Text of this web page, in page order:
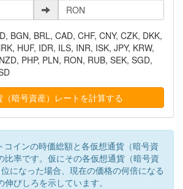
BGN, BRL, CAD, CHF, CNY, CZK, DKK,
HUF, IDR, ILS, INR, ISK, JPY, KRW,
PHP, PLN, RON, RUB, SEK, SGD,
コインの時価総額と各仮想通貨（暗号資
比率です。仮にその各仮想通貨（暗号資
になった場合、現在の価格の何倍になる
びしろを示しています。